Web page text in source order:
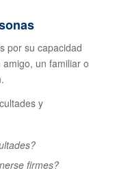
por su capacidad
un familiar o
y
firmes?